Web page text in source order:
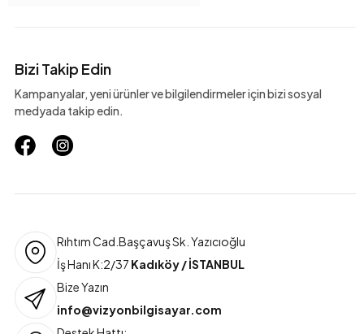
Bizi Takip Edin
Kampanyalar, yeni ürünler ve bilgilendirmeler için bizi sosyal
medyada takip edin.
Rıhtım Cad.Başçavuş Sk. Yazıcıoğlu
İş Hanı K:2/37 Kadıköy / İSTANBUL
Bize Yazın
info@vizyonbilgisayar.com